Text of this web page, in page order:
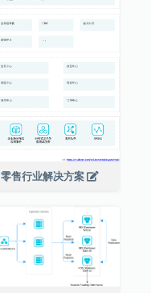
零售行业解决方案